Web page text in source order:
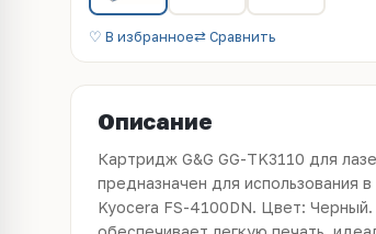
♡ В избранное⇄ Сравнить
Описание
Картридж G&G GG-TK3110 для
предназначен для использования
Kyocera FS-4100DN. Цвет: